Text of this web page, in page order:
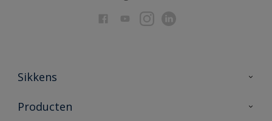
Sikkens
Over Sikkens
Producten